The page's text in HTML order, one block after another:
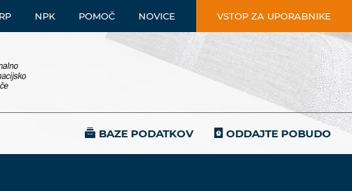
NPK POMOČ NOVICE VSTOP ZA UPORABNIKE
BAZE PODATKOV ODDAJTE POBUDO